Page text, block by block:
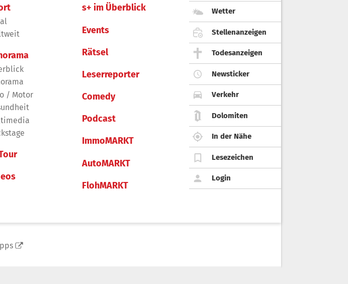
/ Motor
s+ im Überblick
Events
Rätsel
Leserreporter
Comedy
Podcast
ImmoMARKT
AutoMARKT
FlohMARKT
Wetter
Stellenanzeigen
Todesanzeigen
Newsticker
Verkehr
Dolomiten
In der Nähe
Lesezeichen
Login